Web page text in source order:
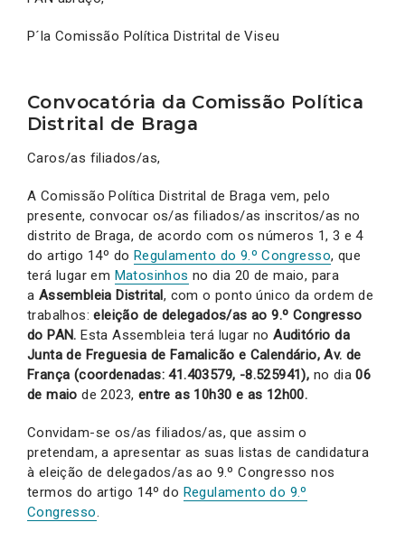
P´la Comissão Política Distrital de Viseu
Convocatória da Comissão Política
Distrital de Braga
Caros/as filiados/as,
A Comissão Política Distrital de Braga vem, pelo
presente, convocar os/as filiados/as inscritos/as no
distrito de Braga, de acordo com os números 1, 3 e 4
do artigo 14º do Regulamento do 9.º Congresso, que
terá lugar em Matosinhos no dia 20 de maio, para
a Assembleia Distrital, com o ponto único da ordem de
trabalhos:eleição de delegados/as ao 9.º Congresso
do PAN.Esta Assembleia terá lugar noAuditório da
Junta de Freguesia de Famalicão e Calendário, Av. de
França (coordenadas: 41.403579, -8.525941), no dia06
de maio de 2023, entre as 10h30 e as 12h00.
Convidam-se os/as filiados/as, que assim o
pretendam, a apresentar as suas listas de candidatura
à eleição de delegados/as ao 9.º Congresso nos
termos do artigo 14º do Regulamento do 9.º
Congresso.